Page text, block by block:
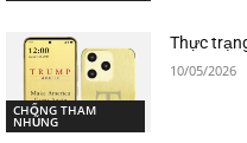
CHỐNG THAM
NHŨNG
Thực
10/05/2026